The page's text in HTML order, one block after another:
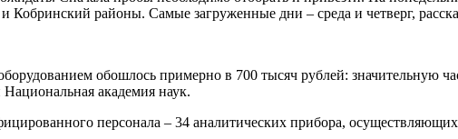
Кобринский районы. Самые загруженные дни – среда и четверг,
обошлось примерно в 700 тысяч рублей: значительную
академия наук.
персонала – 34 аналитических прибора,